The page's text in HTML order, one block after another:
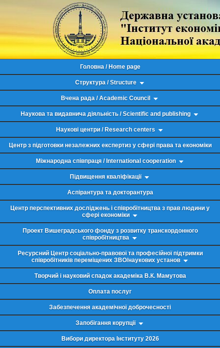
Головна / Home page
Структура / Structure
Вчена рада / Academic Council
Наукова та видавнича діяльність / Scientific and publishing
Наукові центри / Research centers
Центр з підготовки незалежних експертиз у сфері права та економіки
Міжнародна співпраця / International cooperation
Підвищення кваліфікації
Аспірантура та докторантура
Центр перспективних досліджень і співробітництва з прав людини у
сфері економіки
Проект Вишеградського фонду з розвитку транскордонного
співробітництва
Ресурсний Центр соціально-правової та професійної підтримки
співробітників переміщених ЗВО/наукових установ
Творчий і науковий спадок академіка В.К. Мамутова
Оплата послуг
Забезпечення академічної доброчесності
Запобігання корупції
Вибори директора Інституту 2026